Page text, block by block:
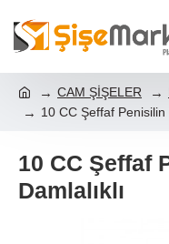
CAM ŞİŞELER
10 CC Şeffaf Penisilin
10 CC Şeffaf
Damlalıklı